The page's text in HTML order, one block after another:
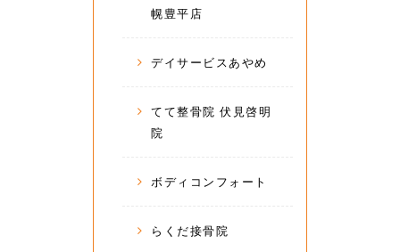
幌豊平店
デイサービスあやめ
てて整骨院 伏見啓明
院
ボディコンフォート
らくだ接骨院